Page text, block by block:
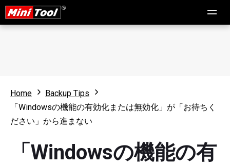
Home
Backup Tips
「Windowsの機能の有効化または無効化」が「お待ちく
ださい」から進まない
「Windowsの機能の有